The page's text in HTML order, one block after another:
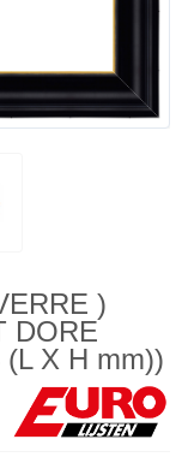
)
DORE
X H mm))